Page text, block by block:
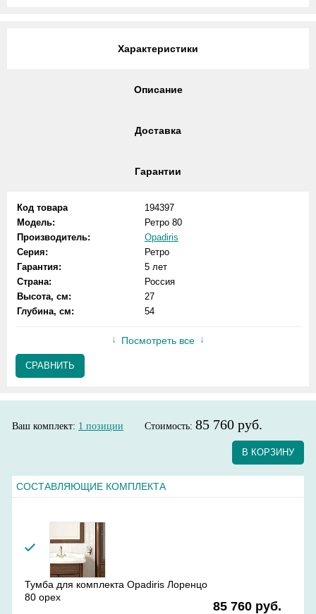
Характеристики
Описание
Доставка
Гарантии
Код товара
194397
Модель:
Ретро 80
Производитель:
Opadiris
Серия:
Ретро
Гарантия:
5 лет
Страна:
Россия
Высота, см:
27
Глубина, см:
54
Посмотреть все
СРАВНИТЬ
Ваш комплект: 1 позиции Стоимость: 85 760 руб.
В КОРЗИНУ
СОСТАВЛЯЮЩИЕ КОМПЛЕКТА
Тумба для комплекта Opadiris Лоренцо
80 орех
85 760 руб.